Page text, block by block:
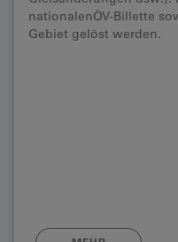
nationalenÖV-Billette
Gebiet gelöst werden.